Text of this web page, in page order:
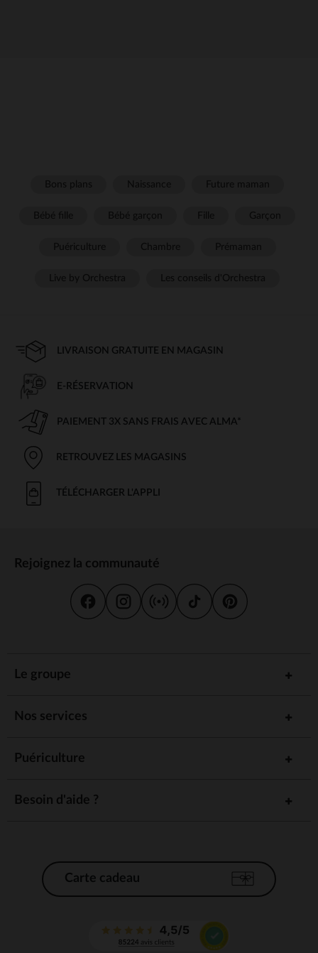
LIVRAISON GRATUITE EN MAGASIN
E-RÉSERVATION
PAIEMENT 3X SANS FRAIS AVEC ALMA*
RETROUVEZ LES MAGASINS
TÉLÉCHARGER L'APPLI
Rejoignez la communauté
Le groupe
Nos services
Puériculture
Besoin d'aide ?
Carte cadeau